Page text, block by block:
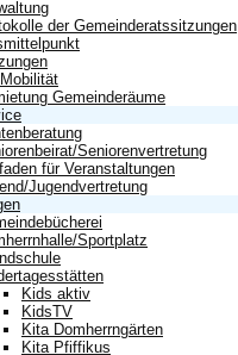
der Gemeinderatssitzungen
Gemeinderäume
Seniorenvertretung
für Veranstaltungen
Jugendvertretung
Sportplatz
Kids aktiv
KidsTV
Kita Domherrngärten
Kita Pfiffikus